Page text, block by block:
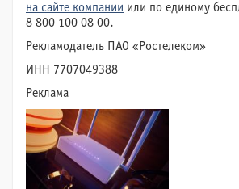
на сайте компании или по единому
8 800 100 08 00.
Рекламодатель ПАО «Ростелеком»
ИНН 7707049388
Реклама